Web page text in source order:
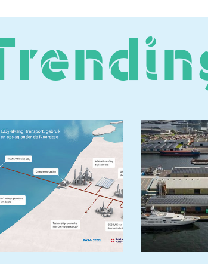
EGGERDING LEVERT
GROENE WALSTROOM
VOOR SUPERJACHTEN